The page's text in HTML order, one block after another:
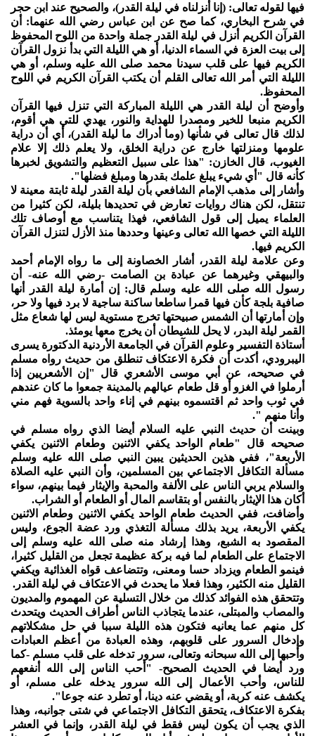
فيها لقوله تعالى: (إنا أنزلناه في ليلة القدر)، والصحيح عند ابن حجر
في شرح البخاري، كما صح عن ابن عباس رضي الله عنهما: أن
القرآن الكريم أنزل في ليلة القدر جملة واحدة من اللوح المحفوظ
إلى بيت العزة في السماء الدنيا، أو هي الليلة التي بدأ نزول القرآن
الكريم فيها على قلب سيدنا محمد صلى الله عليه وسلم، أو هي
الليلة التي أمر الله تعالى القلم أن يكتب القرآن الكريم في اللوح
المحفوظ.
وأوضح أن ليلة القدر هي الليلة المباركة التي تنزل فيها القرآن
الكريم منبعا للخير ومصدرا للهداية والنور، يهدي للتي هي أقوم،
لذلك قال تعالى في شأنها (وما أدراك ما ليلة القدر)، أي أن دراية
علومها ومنزلتها خارج عن دراية الخلق، ولا يعلم ذلك إلا علام
الغيوب، قال الخازن: "هذا على سبيل التعظيم والتشويق لخبرها
كأنه قال "أي شيء يبلغ علمك بقدرها ومبلغ فضلها".
وأشار إلى مذهب الإمام الشافعي بأن ليلة القدر ليلة ثابتة معينة لا
تنتقل، لكن هناك روايات تعارض في تحديدها بليلة، لكن كثيرا من
العلماء يميل إلى قول الشافعي، فهذا يتناسب مع أوصاف تلك
الليلة التي خصها الله تعالى وعينها وحددها منذ الأزل لتنزل القرآن
الكريم فيها.
وعن علامة ليلة القدر، أشار الخصاونة إلى ما رواه الإمام أحمد
والبيهقي وغيرهما عن عبادة بن الصامت -رضي الله عنه- أن
رسول الله صلى الله عليه وسلم قال: إن أمارة ليلة القدر أنها
صافية بلجة كأن فيها قمرا ساطعا ساكنة ساجية لا برد فيها ولا حر،
وإن أمارتها أن الشمس صبيحتها تخرج مستوية ليس لها شعاع مثل
القمر ليلة البدر، لا يحل للشيطان أن يخرج معها يومئذ.
أستاذة التفسير وعلوم القرآن في الجامعة الأردنية الدكتورة يسرى
اليبرودي، أكدت أن فكرة الاعتكاف تنطلق من حديث رواه مسلم
في صحيحه، عن أبي موسى الأشعري قال "إن الأشعريين إذا
أرملوا في الغزو أو قل طعام عيالهم بالمدينة جمعوا ما كان عندهم
في ثوب واحد ثم اقتسموه بينهم في إناء واحد بالسوية فهم مني
وأنا منهم ".
وبينت أن حديث النبي عليه السلام أيضا الذي رواه مسلم في
صحيحه قال "طعام الواحد يكفي الاثنين وطعام الاثنين يكفي
الأربعة"، ففي هذين الحديثين يبين النبي صلى الله عليه وسلم
مسألة التكافل الاجتماعي بين المسلمين، وأن النبي عليه الصلاة
والسلام يربي الناس على الألفة والمحبة والإيثار فيما بينهم، سواء
أكان هذا الإيثار بالنفس أو بتقاسم المال أو الطعام أو الشراب.
وأضافت، ففي الحديث طعام الواحد يكفي الاثنين وطعام الاثنين
يكفي الأربعة، يريد بذلك مسألة التغذي ورد عضة الجوع، وليس
المقصود به الشبع، وهذا إرشاد منه صلى الله عليه وسلم إلى
الاجتماع على الطعام لما فيه بركة عظيمة تجعل من القليل كثيرا،
فينمو الطعام ويزداد حسا ومعنى، وتتضاعف قواه الغذائية ويكفي
القليل منه الكثير، وهذا فعلا ما يحدث في الاعتكاف في ليلة القدر.
وتتحقق هذه الفوائد كذلك من خلال التسلية عن المهموم والمديون
والمصاب والمبتلى، عندما يتجاذب الناس أطراف الحديث ويتحدث
كل منهم عما يعانيه فتكون هذه الليلة سببا في حل مشكلاتهم
وإدخال السرور على قلوبهم، وهذه العبادة من أعظم العبادات
وأحبها إلى الله سبحانه وتعالى، سرور تدخله على قلب مسلم -كما
ورد أيضا في الحديث الصحيح- "أحب الناس إلى الله أنفعهم
للناس، وأحب الأعمال إلى الله سرور يدخله على مسلم، أو
يكشف عنه كربة، أو يقضي عنه دينا، أو تطرد عنه جوعا".
بفكرة الاعتكاف، يتحقق التكافل الاجتماعي في شتى جوانبه، وهذا
الذي يجب أن يكون ليس فقط في ليلة القدر، وإنما في العشر